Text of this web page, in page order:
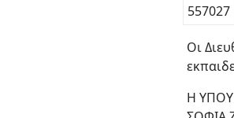
557027
Οι
Η